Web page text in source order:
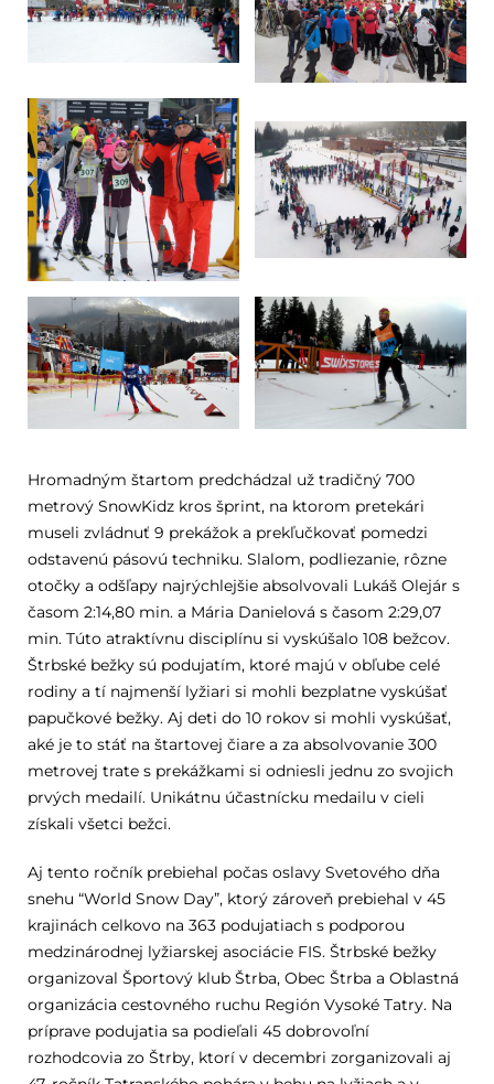
Hromadným štartom predchádzal už tradičný 700
metrový SnowKidz kros šprint, na ktorom pretekári
museli zvládnuť 9 prekážok a prekľučkovať pomedzi
odstavenú pásovú techniku. Slalom, podliezanie, rôzne
otočky a odšľapy najrýchlejšie absolvovali Lukáš Olejár s
časom 2:14,80 min. a Mária Danielová s časom 2:29,07
min. Túto atraktívnu disciplínu si vyskúšalo 108 bežcov.
Štrbské bežky sú podujatím, ktoré majú v obľube celé
rodiny a tí najmenší lyžiari si mohli bezplatne vyskúšať
papučkové bežky. Aj deti do 10 rokov si mohli vyskúšať,
aké je to stáť na štartovej čiare a za absolvovanie 300
metrovej trate s prekážkami si odniesli jednu zo svojich
prvých medailí. Unikátnu účastnícku medailu v cieli
získali všetci bežci.
Aj tento ročník prebiehal počas oslavy Svetového dňa
snehu “World Snow Day”, ktorý zároveň prebiehal v 45
krajinách celkovo na 363 podujatiach s podporou
medzinárodnej lyžiarskej asociácie FIS. Štrbské bežky
organizoval Športový klub Štrba, Obec Štrba a Oblastná
organizácia cestovného ruchu Región Vysoké Tatry. Na
príprave podujatia sa podieľali 45 dobrovoľní
rozhodcovia zo Štrby, ktorí v decembri zorganizovali aj